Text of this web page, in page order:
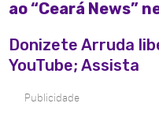
ao “Ceará News”
Donizete Arruda
YouTube; Assista
Publicidade